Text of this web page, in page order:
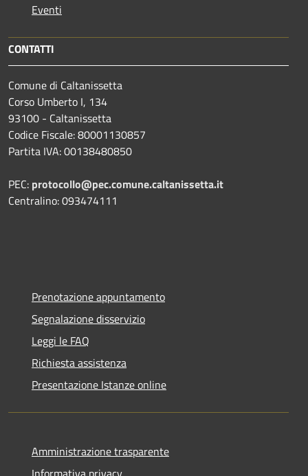
Eventi
CONTATTI
Comune di Caltanissetta
Corso Umberto I, 134
93100 - Caltanissetta
Codice Fiscale: 80001130857
Partita IVA: 00138480850
PEC: protocollo@pec.comune.caltanissetta.it
Centralino: 093474111
Prenotazione appuntamento
Segnalazione disservizio
Leggi le FAQ
Richiesta assistenza
Presentazione Istanze online
Amministrazione trasparente